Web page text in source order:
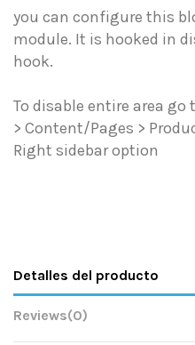
you can configure this
module. It is hooked in
hook.
To disable entire area
> Content/Pages >
Right sidebar option
Detalles del producto
Reviews(0)